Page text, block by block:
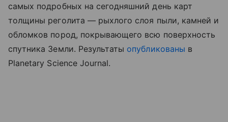
самых подробных на сегодняшний день карт
толщины реголита — рыхлого слоя пыли, камней и
обломков пород, покрывающего всю поверхность
спутника Земли. Результаты опубликованы в
Planetary Science Journal.